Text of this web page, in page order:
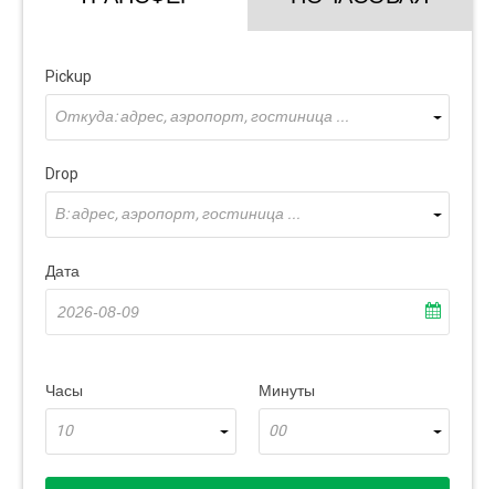
Pickup
Откуда: адрес, аэропорт, гостиница ...
Drop
В: адрес, аэропорт, гостиница ...
Дата
Часы
10
Минуты
00